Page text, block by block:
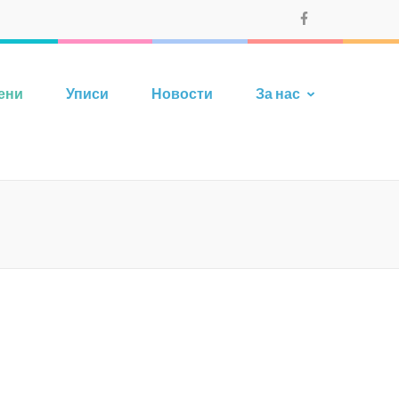
Уписи Новости За нас